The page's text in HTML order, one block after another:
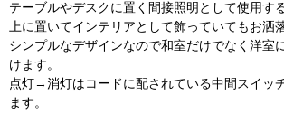
テーブルやデスクに置く間接照明として使用す
上に置いてインテリアとして飾っていてもお洒
シンプルなデザインなので和室だけでなく洋室
けます。
点灯→消灯はコードに配されている中間スイッ
ます。